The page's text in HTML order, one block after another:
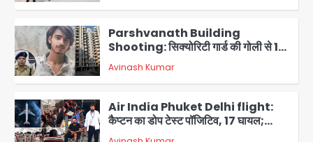
3
Parshvanath Building
Shooting: सिक्योरिटी गार्ड की गोली से 17
वर्षीय किशोर की मौत
Avinash Kumar
Air India Phuket Delhi flight:
कैप्टन का डोप टेस्ट पॉजिटिव, 17 घायल;
DGCA जांच जारी